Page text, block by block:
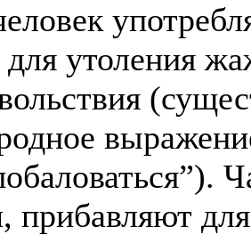
для утоления
прибавляют